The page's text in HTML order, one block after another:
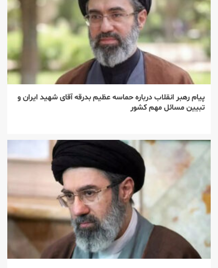
پیام رهبر انقلاب درباره حماسه عظیم بدرقه آقای شهید ایران و
تبیین مسائل مهم کشور